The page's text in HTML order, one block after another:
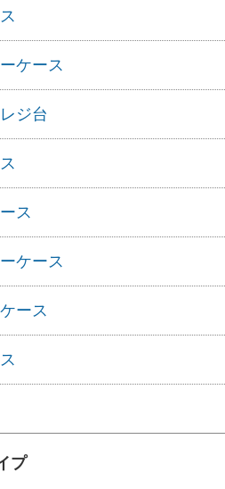
ケース
ジ台
ス
ケース
ース
プ